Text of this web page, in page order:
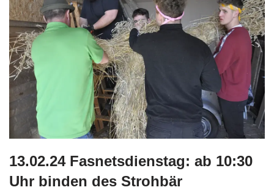
13.02.24 Fasnetsdienstag: ab 10:30
Uhr binden des Strohbär